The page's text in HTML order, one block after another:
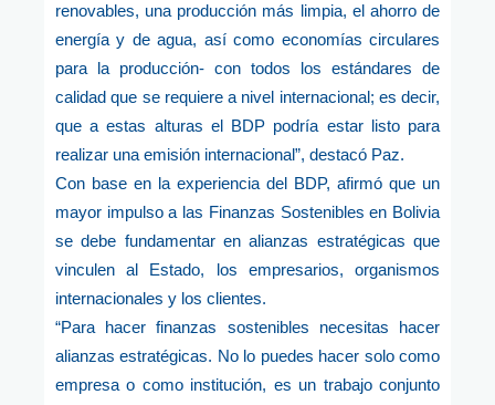
renovables, una producción más limpia, el ahorro de
energía y de agua, así como economías circulares
para la producción- con todos los estándares de
calidad que se requiere a nivel internacional; es decir,
que a estas alturas el BDP podría estar listo para
realizar una emisión internacional”, destacó Paz.
Con base en la experiencia del BDP, afirmó que un
mayor impulso a las Finanzas Sostenibles en Bolivia
se debe fundamentar en alianzas estratégicas que
vinculen al Estado, los empresarios, organismos
internacionales y los clientes.
“Para hacer finanzas sostenibles necesitas hacer
alianzas estratégicas. No lo puedes hacer solo como
empresa o como institución, es un trabajo conjunto